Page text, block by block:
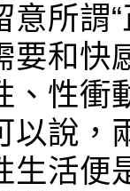
意所謂
要和快
、性衝
以說，
生活便